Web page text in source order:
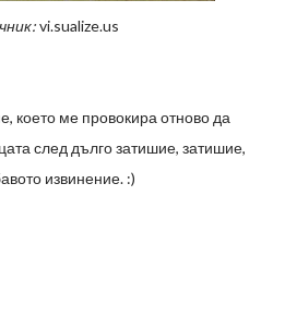
vi.sualize.us
което ме провокира отново да
след дълго затишие, затишие,
извинение. :)